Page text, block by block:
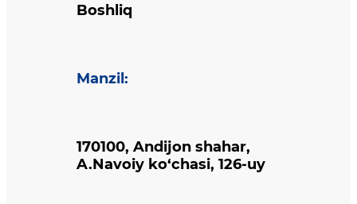
Boshliq
Manzil :
170100, Andijon shahar,
A.Navoiy ko‘chasi, 126-uy